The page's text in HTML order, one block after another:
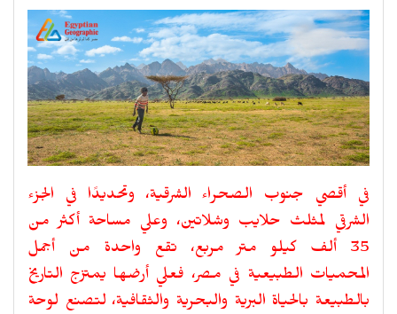
في أقصي جنوب الصحراء الشرقية، وتحديدًا في الجزء
الشرقي لمثلث حلايب وشلاتين، وعلي مساحة أكثر من
35 ألف كيلو متر مربع، تقع واحدة من أجمل
المحميات الطبيعية في مصر، فعلي أرضها يمتزج التاريخ
بالطبيعة بالحياة البرية والبحرية والثقافية، لتصنع لوحة